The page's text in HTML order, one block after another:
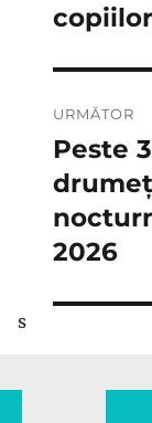
copiilor
URMĂTOR
Articolul
următor:
Peste
2026
s